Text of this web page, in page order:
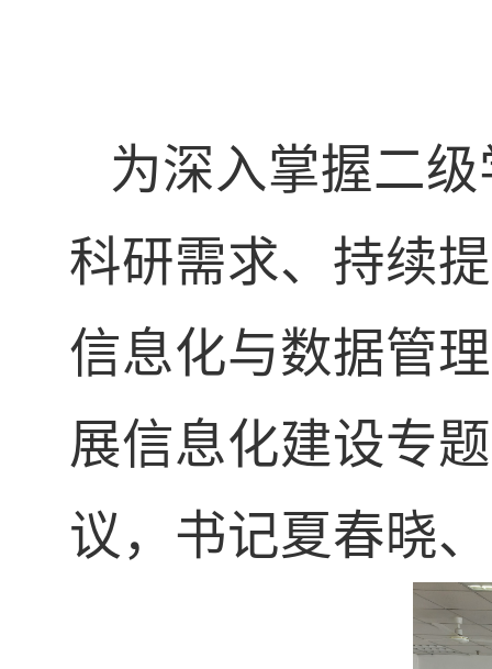
为深入掌握二级
科研需求、持续
信息化与数据管
展信息化建设专
议，书记夏春晓